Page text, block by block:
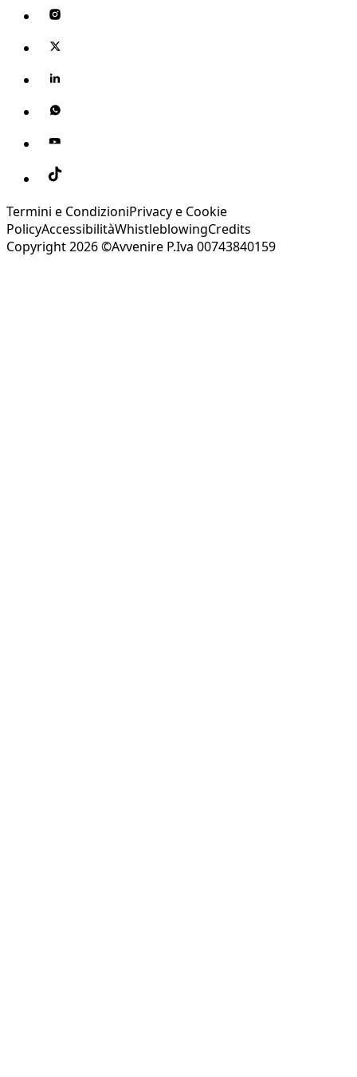
Termini e CondizioniPrivacy e Cookie
PolicyAccessibilitàWhistleblowingCredits
Copyright 2026 ©Avvenire P.Iva 00743840159